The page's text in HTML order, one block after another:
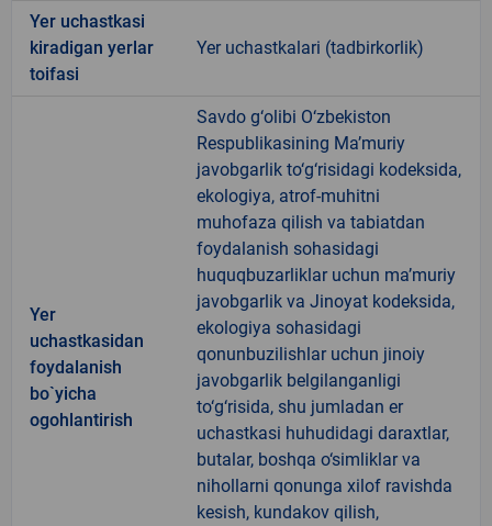
Yer uchastkasi
kiradigan yerlar
toifasi
Yer uchastkalari (tadbirkorlik)
Yer
uchastkasidan
foydalanish
bo`yicha
ogohlantirish
Savdo g‘olibi O‘zbekiston
Respublikasining Ma’muriy
javobgarlik to‘g‘risidagi kodeksida,
ekologiya, atrof-muhitni
muhofaza qilish va tabiatdan
foydalanish sohasidagi
huquqbuzarliklar uchun ma’muriy
javobgarlik va Jinoyat kodeksida,
ekologiya sohasidagi
qonunbuzilishlar uchun jinoiy
javobgarlik belgilanganligi
to‘g‘risida, shu jumladan er
uchastkasi huhudidagi daraxtlar,
butalar, boshqa o‘simliklar va
nihollarni qonunga xilof ravishda
kesish, kundakov qilish,